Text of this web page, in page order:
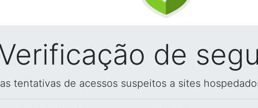
de
tentativas de acessos suspeitos a sites